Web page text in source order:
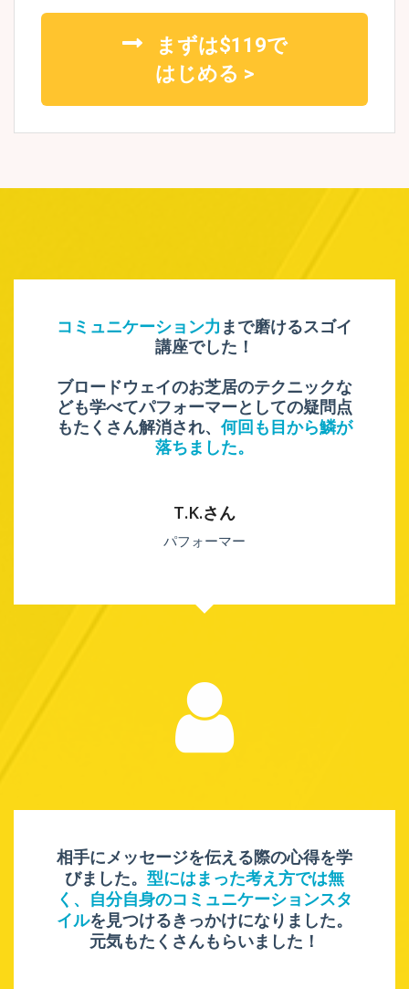
まずは$119で
はじめる >
コミュニケーション力 まで磨けるスゴイ
講座でした！
ブロードウェイのお芝居のテクニックな
ども学べてパフォーマーとしての疑問点
もたくさん解消され、 何回も目から鱗が
落ちました。
T.K.さん
パフォーマー
相手にメッセージを伝える際の心得を学
びました。 型にはまった考え方では無
く、自分自身のコミュニケーションスタ
イルを見つけるきっかけになりました。
元気もたくさんもらいました！